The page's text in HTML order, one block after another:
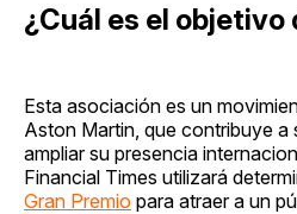
¿Cuál es el objetivo
Esta asociación es un
Aston Martin, que contribuye a
ampliar su presencia
Financial Times utilizará
Gran Premio para atraer a un